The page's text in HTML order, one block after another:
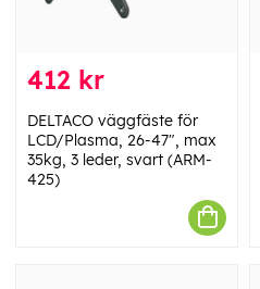
412 kr
DELTACO väggfäste för
LCD/Plasma, 26-47", max
35kg, 3 leder, svart (ARM-
425)